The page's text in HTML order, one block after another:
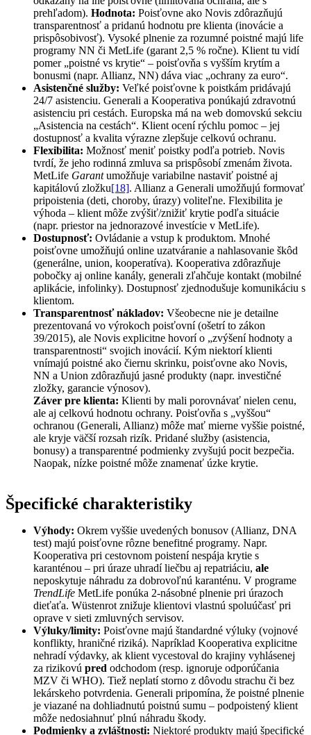
prehľadom). Hodnota: Poisťovne ako Novis zdôrazňujú
transparentnosť a pridanú hodnotu pre klienta (inovácie a
prispôsobivosť). Vysoké plnenie za rozumné poistné majú life
programy NN či MetLife (garant 2,5 % ročne). Klient tu vidí
pomer „poistné vs krytie“ – poisťovňa s vyšším krytím a
bonusmi (napr. Allianz, NN) dáva viac „ochrany za euro“.
Asistenčné služby: Veľké poisťovne k poistkám pridávajú
24/7 asistenciu. Generali a Kooperativa ponúkajú zdravotnú
asistenciu pri cestách. Europska má na web domovskú sekciu
„Asistencia na cestách“. Klient ocení rýchlu pomoc – jej
dostupnosť a kvalita výrazne zlepšuje celkovú ochranu.
Flexibilita: Možnosť meniť poistky podľa potrieb. Novis
tvrdí, že jeho rodinná zmluva sa prispôsobí zmenám života.
MetLife Garantumožňuje variabilne nastaviť poistné aj
kapitálovú zložku[18]. Allianz a Generali umožňujú formovať
pripoistenia (deti, choroby, úrazy) voliteľne. Flexibilita je
výhoda – klient môže zvýšiť/znižiť krytie podľa situácie
(napr. priestor na jednorazové investície v MetLife).
Dostupnosť: Ovládanie a vstup k produktom. Mnohé
poisťovne umožňujú online uzatváranie a nahlasovanie škôd
(generálne, union, kooperatíva). Kooperativa zdôrazňuje
pobočky aj online kanály, generali zľahčuje kontakt (mobilné
aplikácie, infolinky). Dostupnosť zjednodušuje komunikáciu s
klientom.
Transparentnosť nákladov: Všeobecne nie je detailne
prezentovaná vo výrokoch poisťovní (ošetrí to zákon
39/2015), ale Novis explicitne hovorí o „zvýšení hodnoty a
transparentnosti“ svojich inovácií. Kým niektorí klienti
vnímajú poistné ako čiernu skrinku, poisťovne ako Novis,
NN a Union zdôrazňujú jasné produkty (napr. investičné
zložky, garancie výnosov).
Záver pre klienta: Klienti by mali porovnávať nielen cenu,
ale aj celkovú hodnotu ochrany. Poisťovňa s „vyššou“
ochranou (Generali, Allianz) môže mať mierne vyššie poistné,
ale kryje väčší rozsah rizík. Pridané služby (asistencia,
bonusy) a transparentné podmienky zvyšujú pocit bezpečia.
Naopak, nízke poistné môže znamenať úzke krytie.
Špecifické charakteristiky
Výhody: Okrem vyššie uvedených bonusov (Allianz, DNA
test) majú poisťovne rôzne benefitné programy. Napr.
Kooperativa pri cestovnom poistení nespája krytie s
karanténou – pri úraze uhradí liečbu aj repatriáciu, ale
neposkytuje náhradu za dobrovoľnú karanténu. V programe
TrendLife MetLife ponúka 2-násobné plnenie pri úrazoch
dieťaťa. Wüstenrot znižuje klientovi vlastnú spoluúčasť pri
oprave v sieti zmluvných servisov.
Výluky/limity: Poisťovne majú štandardné výluky (vojnové
konflikty, hraničné riziká). Napríklad Kooperativa explicitne
nehradí výdavky, ak klient vycestoval do krajiny vyhlásenej
za rizikovú pred odchodom (resp. ignoruje odporúčania
MZV či WHO). Tiež neplatí storno z dôvodu strachu či bez
lekárskeho potvrdenia. Generali pripomína, že poistné plnenie
je viazané na dohliadnutú poistnú sumu – podpoistený klient
môže nedosiahnuť plnú náhradu škody.
Podmienky a zvláštnosti: Niektoré produkty majú špecifické